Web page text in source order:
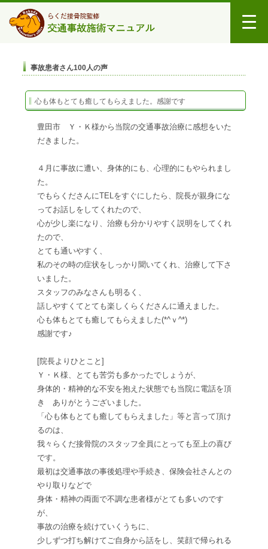
事故患者さん100人の声
心も体もとても癒してもらえました。感謝です
豊田市 Ｙ・Ｋ様から当院の交通事故治療に感想をいた
だきました。
４月に事故に遭い、身体的にも、心理的にもやられまし
た。
でもらくださんにTELをすぐにしたら、院長が親身にな
ってお話しをしてくれたので、
心が少し楽になり、治療も分かりやすく説明をしてくれ
たので、
とても通いやすく、
私のその時の症状をしっかり聞いてくれ、治療して下さ
いました。
スタッフのみなさんも明るく、
話しやすくてとても楽しくらくださんに通えました。
心も体もとても癒してもらえました(*^ｖ^*)
感謝です♪
[院長よりひとこと]
Ｙ・Ｋ様、とても苦労も多かったでしょうが、
身体的・精神的な不安を抱えた状態でも当院に電話を頂
き ありがとうございました。
「心も体もとても癒してもらえました」等と言って頂け
るのは、
我々らくだ接骨院のスタッフ全員にとっても至上の喜び
です。
最初は交通事故の事後処理や手続き、保険会社さんとの
やり取りなどで
身体・精神の両面で不調な患者様がとても多いのです
が、
事故の治療を続けていくうちに、
少しずつ打ち解けてご自身から話をし、笑顔で帰られる